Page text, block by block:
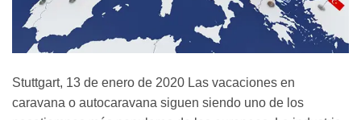
Stuttgart, 13 de enero de 2020 Las vacaciones en
caravana o autocaravana siguen siendo uno de los